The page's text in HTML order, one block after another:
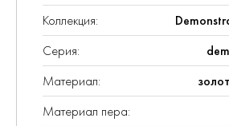
Коллекция:
Серия:
Материал:
Материал пера: